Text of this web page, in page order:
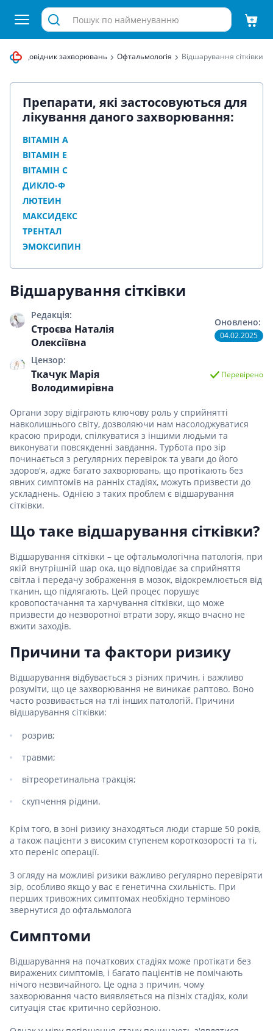
Довідник захворювань Офтальмологія Відшарування сітківки
Препарати, які застосовуються для
лікування даного захворювання:
ВІТАМІН А
ВІТАМІН Е
ВІТАМІН С
ДИКЛО-Ф
ЛЮТЕИН
МАКСИДЕКС
ТРЕНТАЛ
ЭМОКСИПИН
Відшарування сітківки
Редакція:
Строєва Наталія
Олексіївна
Цензор:
Ткачук Марія
Володимирівна
Оновлено:
04.02.2025
Перевірено
Органи зору відіграють ключову роль у сприйнятті
навколишнього світу, дозволяючи нам насолоджуватися
красою природи, спілкуватися з іншими людьми та
виконувати повсякденні завдання. Турбота про зір
починається з регулярних перевірок та уваги до його
здоров'я, адже багато захворювань, що протікають без
явних симптомів на ранніх стадіях, можуть призвести до
ускладнень. Однією з таких проблем є відшарування
сітківки.
Що таке відшарування сітківки?
Відшарування сітківки – це офтальмологічна патологія, при
якій внутрішній шар ока, що відповідає за сприйняття
світла і передачу зображення в мозок, відокремлюється від
тканин, що підлягають. Цей процес порушує
кровопостачання та харчування сітківки, що може
призвести до незворотної втрати зору, якщо вчасно не
вжити заходів.
Причини та фактори ризику
Відшарування відбувається з різних причин, і важливо
розуміти, що це захворювання не виникає раптово. Воно
часто розвивається на тлі інших патологій. Причини
відшарування сітківки:
розрив;
травми;
вітреоретинальна тракція;
скупчення рідини.
Крім того, в зоні ризику знаходяться люди старше 50 років,
а також пацієнти з високим ступенем короткозорості та ті,
хто переніс операції.
З огляду на можливі ризики важливо регулярно перевіряти
зір, особливо якщо у вас є генетична схильність. При
перших тривожних симптомах необхідно терміново
звернутися до офтальмолога
Симптоми
Відшарування на початкових стадіях може протікати без
виражених симптомів, і багато пацієнтів не помічають
нічого незвичайного. Це одна з причин, чому
захворювання часто виявляється на пізніх стадіях, коли
ситуація стає критично серйозною.